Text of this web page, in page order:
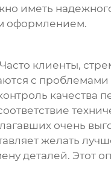
иметь
оформлением.
клиенты,
с
качества
очень
желать
деталей. Этот